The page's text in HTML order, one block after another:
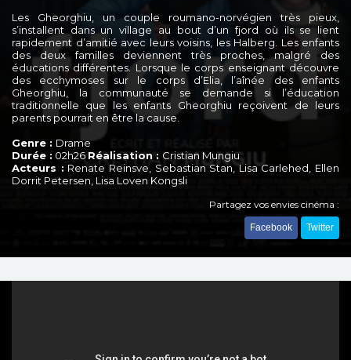
Les Gheorghiu, un couple roumano-norvégien très pieux,
s’installent dans un village au bout d’un fjord où ils se lient
rapidement d’amitié avec leurs voisins, les Halberg. Les enfants
des deux familles deviennent très proches, malgré des
éducations différentes. Lorsque le corps enseignant découvre
des ecchymoses sur le corps d’Elia, l’aînée des enfants
Gheorghiu, la communauté se demande si l’éducation
traditionnelle que les enfants Gheorghiu reçoivent de leurs
parents pourrait en être la cause.
Genre : Drame
Durée : 02h26 Réalisation : Cristian Mungiu
Acteurs : Renate Reinsve, Sebastian Stan, Lisa Carlehed, Ellen
Dorrit Petersen, Lisa Loven Kongsli
Partagez vos envies cinéma :
Facebook Twitter